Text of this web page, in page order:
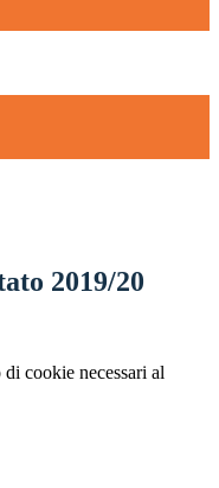
2019/20
cookie necessari al